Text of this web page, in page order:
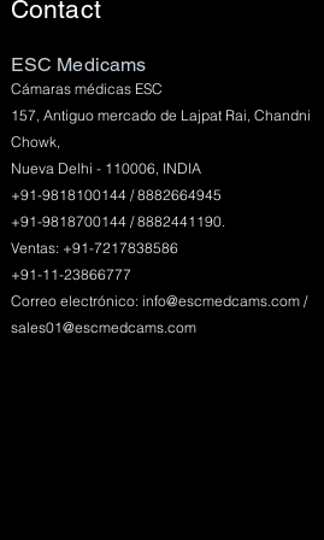
Contact
ESC Medicams
Cámaras médicas ESC
157, Antiguo mercado de Lajpat Rai, Chandni
Chowk,
Nueva Delhi - 110006, INDIA
+91-9818100144 / 8882664945
+91-9818700144 / 8882441190.
Ventas: +91-7217838586
+91-11-23866777
Correo electrónico: info@escmedcams.com/
sales01@escmedcams.com